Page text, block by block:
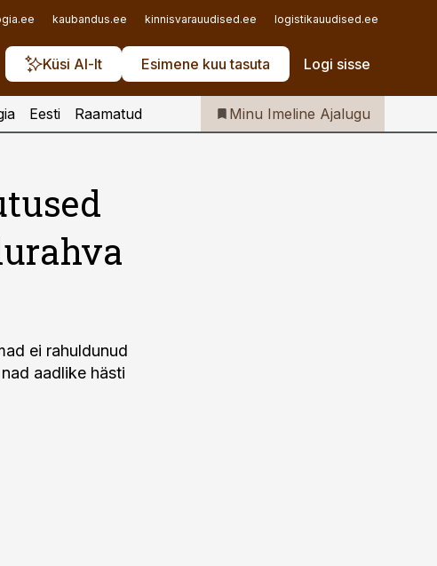
kaubandus.ee kinnisvarauudised.ee logistikauudised.ee
Küsi AI-lt Esimene kuu tasuta Logi sisse
Iseteenindus
Telli Imeline Ajalugu
Eesti Raamatud Minu Imeline Ajalugu
ei rahuldunud
aadlike hästi